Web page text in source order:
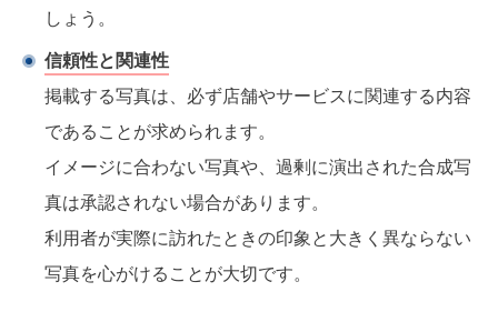
しょう。
信頼性と関連性
掲載する写真は、必ず店舗やサービスに関連する内容
であることが求められます。
イメージに合わない写真や、過剰に演出された合成写
真は承認されない場合があります。
利用者が実際に訪れたときの印象と大きく異ならない
写真を心がけることが大切です。